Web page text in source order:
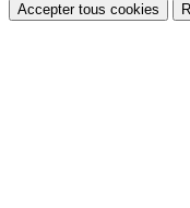
Accepter tous cookies